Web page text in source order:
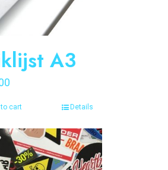
A3
cart Details